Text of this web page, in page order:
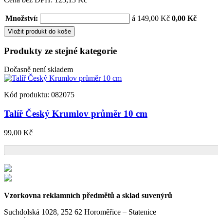
Množství: á 149,00 Kč 0,00 Kč
Vložit produkt do koše
Produkty ze stejné kategorie
Dočasně není skladem
Kód produktu: 082075
Talíř Český Krumlov průměr 10 cm
99,00 Kč
Vzorkovna reklamních předmětů a sklad suvenýrů
Suchdolská 1028, 252 62 Horoměřice – Statenice